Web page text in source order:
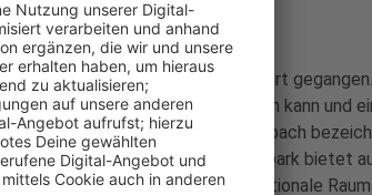
in Dahlem ist an den Start
den Sternen, die man beobachten kann und
müssen. Bürgermeister Jan Lembach
Tourismusregion. Und der Naturpark bietet
dann zum Beispiel, die internationale